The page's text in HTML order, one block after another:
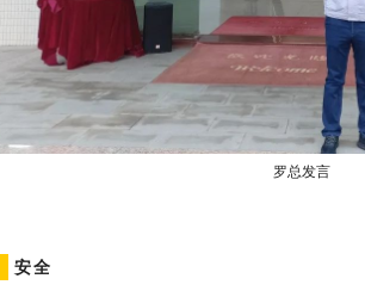
罗总发言
安全